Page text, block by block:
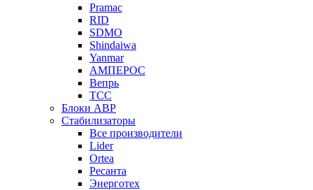
Pramac
RID
SDMO
Shindaiwa
Yanmar
АМПЕРОС
Вепрь
ТСС
Блоки АВР
Стабилизаторы
Все производители
Lider
Ortea
Ресанта
Энерготех